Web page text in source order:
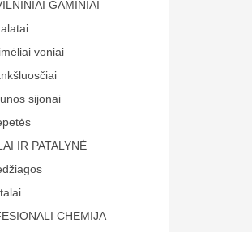
GAMINIAI
voniai
sijonai
IR PATALYNĖ
CHEMIJA